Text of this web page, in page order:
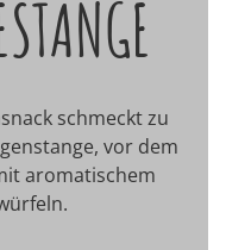
schmeckt zu
vor dem
aromatischem